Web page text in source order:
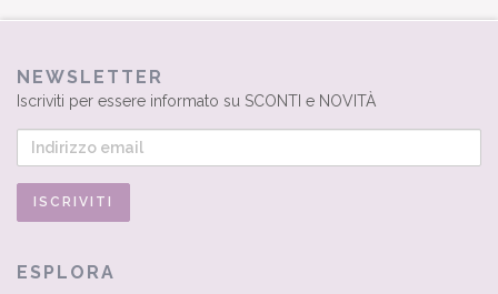
NEWSLETTER
Iscriviti per essere informato su SCONTI e NOVITÀ
ESPLORA